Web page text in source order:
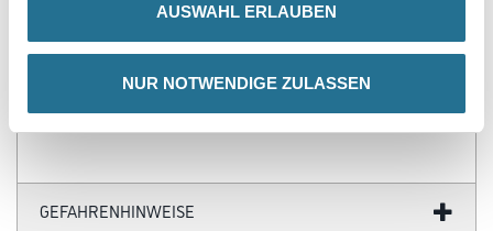
AUSWAHL ERLAUBEN
NUR NOTWENDIGE ZULASSEN
- Hochwertige Trägermaterialien
- Zertifizierte Faservliese
- Brandschutzgeprüft nach EU-Norm
- Umweltfreundliche Latexfarben
GEFAHRENHINWEISE